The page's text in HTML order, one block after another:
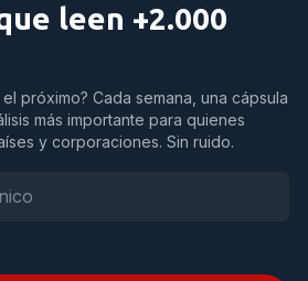
leen +2.000
próximo? Cada semana, una cápsula
más importante para quienes
y corporaciones. Sin ruido.